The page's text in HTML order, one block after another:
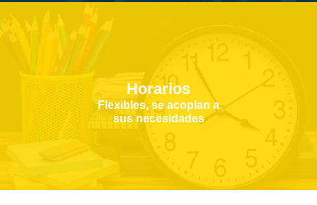
Horarios
Flexibles, se acoplan a
sus necesidades